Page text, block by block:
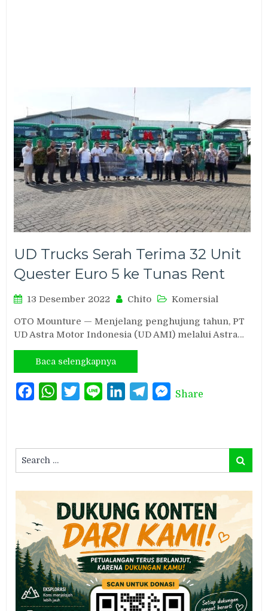
UD Trucks Serah Terima 32 Unit
Quester Euro 5 ke Tunas Rent
13 Desember 2022 Chito Komersial
OTO Mounture — Menjelang penghujung tahun, PT
UD Astra Motor Indonesia (UD AMI) melalui Astra…
Baca selengkapnya
FacebookWhatsAppTwitterLine LinkedInTelegramMessenger
Share
for:
Search